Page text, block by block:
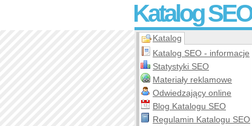
Katalog SEO
Katalog
Katalog SEO - informacje
Statystyki SEO
Materiały reklamowe
Odwiedzający online
Blog Katalogu SEO
Regulamin Katalogu SEO